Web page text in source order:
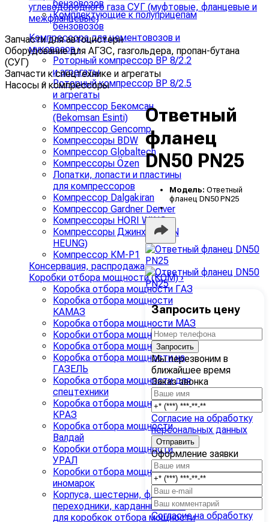
бензовозов
Комплектующие к полуприцепам
бензовозов
Компрессора для цементовозов и
муковозов›
Роторный компрессор ВР 8/2.2
и агрегаты
Роторный компрессор ВР 8/2.5
и агрегаты
Компрессор Бекомсан
(Bekomsan Esinti)
Компрессор Gencomp
Компрессоры BDW
Компрессор Globaltech
Компрессоры Özen
Лопатки, лопасти и пластины
для компрессоров
Компрессор Dalgakiran
Компрессор Gardner Denver
Компрессоры HORI WING
Компрессоры Джинхунг (JIN
HEUNG)
Компрессор КМ-Р1
Консервация, распродажа
Коробки отбора мощности (КОМ)›
Коробка отбора мощности ГАЗ
Коробка отбора мощности
КАМАЗ
Коробка отбора мощности МАЗ
Коробки отбора мощности ЗИЛ
Коробка отбора мощности ZF
Коробка отбора мощности на
ГАЗЕЛЬ
Коробка отбора мощности для
спецтехники
Коробка отбора мощности
КРАЗ
Коробка отбора мощности
Валдай
Коробки отбора мощности
УРАЛ
Коробки отбора мощности
иномарок
Корпуса, шестерни, фланцы,
переходники, карданные валы
для коробкок отбора мощности
углеводородного газа СУГ (муфтовые, фланцевые и
межфланцевые)
Запчасти для автоцистерн
Оборудование для АГЗС, газгольдера, пропан-бутана
(СУГ)
Запчасти к спецтехнике и агрегаты
Насосы и компрессоры
Ответный
фланец
DN50 PN25
Модель: Ответный
фланец DN50 PN25
Запросить цену
Запросить
Мы перезвоним в
ближайшее время
Заказ звонка
Согласие на обработку
персональных данных
Оформление заявки
Согласие на обработку